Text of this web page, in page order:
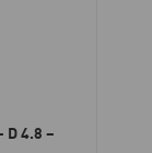
D 4.8 –